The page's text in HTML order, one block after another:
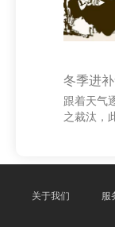
冬季进
跟着天气
之裁汰，
科技有限
肉、牛肉
关于我们 服